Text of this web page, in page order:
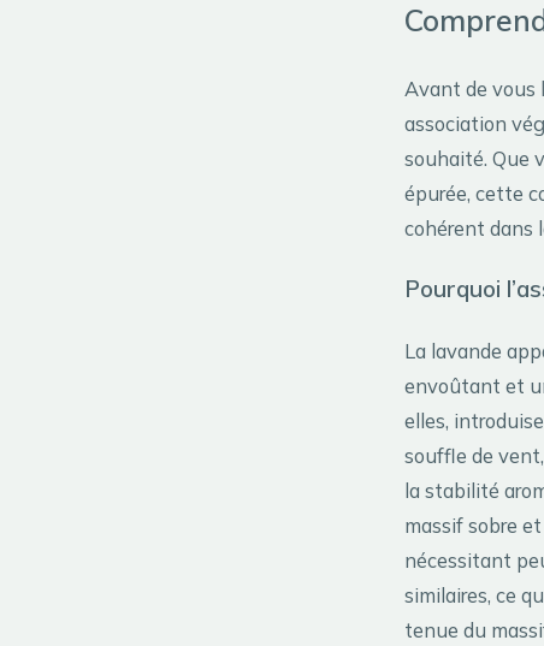
Avant de vous
association
souhaité. Que
épurée, cette
cohérent dans
Pourquoi
La lavande
envoûtant et
elles,
souffle de
la stabilité
massif sobre
nécessitant
similaires, ce
tenue du